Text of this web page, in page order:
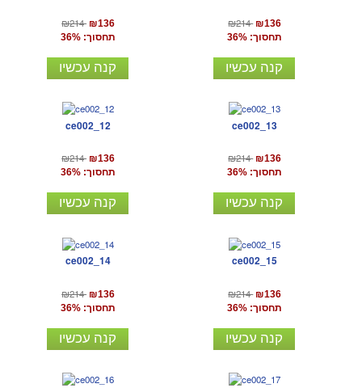
₪214 ₪136
תחסוך: 36%
קנה עכשיו
₪214 ₪136
תחסוך: 36%
קנה עכשיו
ce002_12
₪214 ₪136
תחסוך: 36%
קנה עכשיו
ce002_13
₪214 ₪136
תחסוך: 36%
קנה עכשיו
ce002_14
₪214 ₪136
תחסוך: 36%
קנה עכשיו
ce002_15
₪214 ₪136
תחסוך: 36%
קנה עכשיו